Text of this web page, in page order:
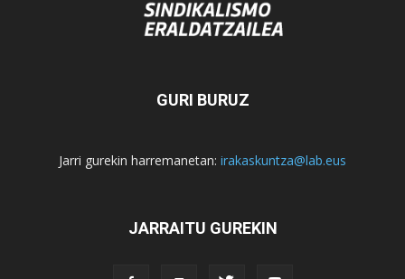
GURI BURUZ
Jarri gurekin harremanetan: irakaskuntza@lab.eus
JARRAITU GUREKIN